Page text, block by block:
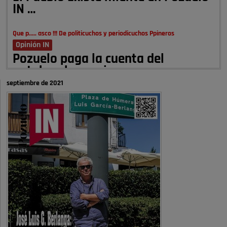
IN …
Que p..... asco !!! De politicuchos y periodicuchos Ppineros
Opinión IN
Pozuelo paga la cuenta del
autobombo: casi …
Señora Alcaldesa Ud no ha vivido nunca en Pozuelo , pero yo si desde
hace más de 60 años , …
Pozuelo de Alarcón
Quejas por el deterioro de la
limpieza …
A ver si es posible que haya vivienda para familias con hijos y no
solamente jóvenes que no es tan …
Pozuelo de Alarcón
Pozuelo desbloquea
definitivamente Huerta Grande: las
septiembre de 2021